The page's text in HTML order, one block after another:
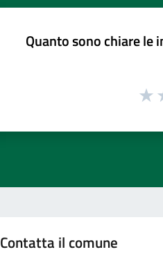
Quanto sono chiare le
Contatta il comune